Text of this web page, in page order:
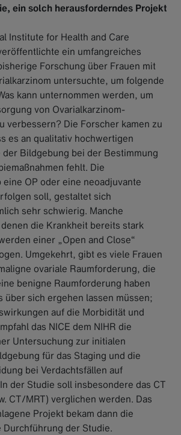
ein solch herausforderndes Projekt
Institute for Health and Care
ein umfangreiches
Forschung über Frauen mit
untersuchte, um folgende
kann unternommen werden, um
von Ovarialkarzinom-
verbessern? Die Forscher kamen zu
es an qualitativ hochwertigen
Bildgebung bei der Bestimmung
fehlt. Die
OP oder eine neoadjuvante
soll, gestaltet sich
sehr schwierig. Manche
die Krankheit bereits stark
einer „Open and Close“
Umgekehrt, gibt es viele Frauen
ovariale Raumforderung, die
benigne Raumforderung haben
über sich ergehen lassen müssen;
auf die Morbidität und
das NICE dem NIHR die
Untersuchung zur initialen
für das Staging und die
bei Verdachtsfällen auf
der Studie soll insbesondere das CT
CT/MRT) verglichen werden. Das
Projekt bekam dann die
der Studie.